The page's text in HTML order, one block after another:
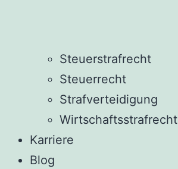
Steuerstrafrecht
Steuerrecht
Strafverteidigung
Wirtschaftsstrafrecht
Karriere
Blog